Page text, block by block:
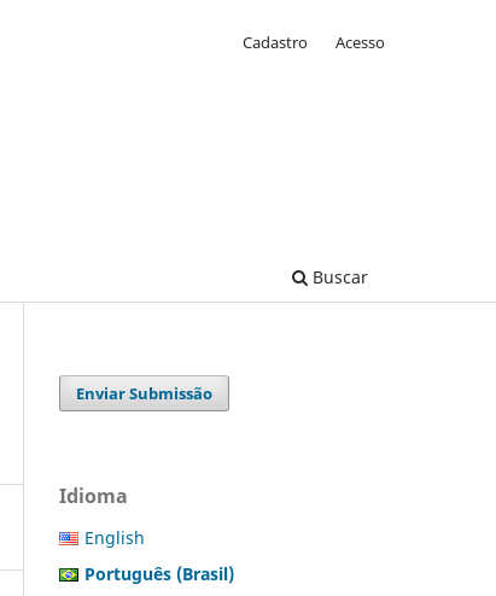
Buscar
Cadastro Acesso
Enviar Submissão
Idioma
English
Português (Brasil)